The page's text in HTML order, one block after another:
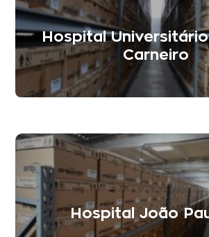
Hospital
Carneiro
Hospital João